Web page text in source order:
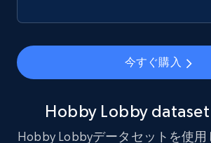
Amazon products search
price, Currency, Sold, and more.
今すぐ購入
Hobby Lobby
Hobby Lobbyデータセットを使